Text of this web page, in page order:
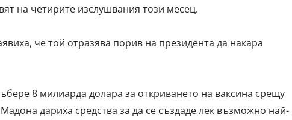
на четирите изслушвания този месец.
че той отразява порив на президента да накара
8 милиарда долара за откриването на ваксина срещу
дариха средства за да се създаде лек възможно най-